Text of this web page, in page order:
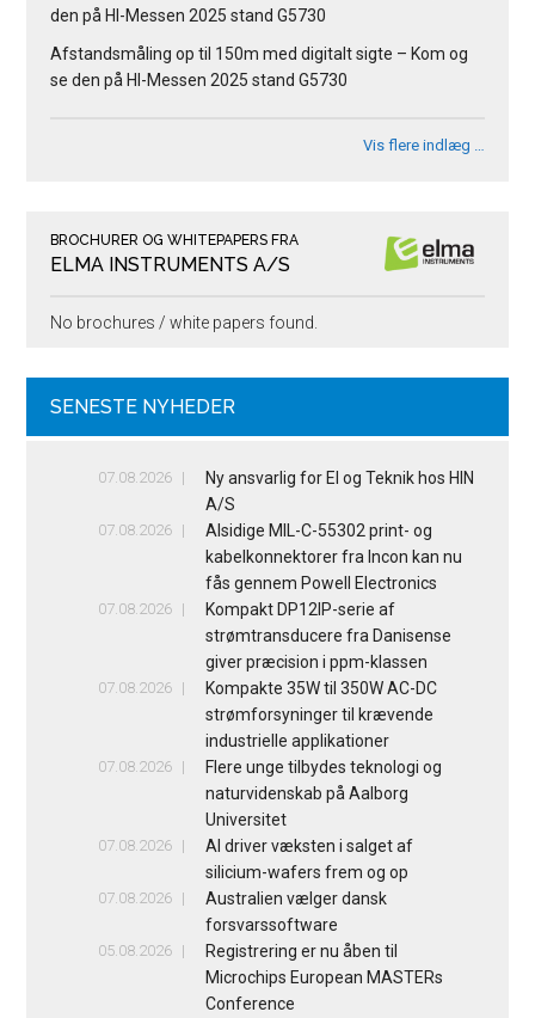
den på HI-Messen 2025 stand G5730
Afstandsmåling op til 150m med digitalt sigte – Kom og
se den på HI-Messen 2025 stand G5730
Vis flere indlæg …
BROCHURER OG WHITEPAPERS FRA
ELMA INSTRUMENTS A/S
No brochures / white papers found.
SENESTE NYHEDER
07.08.2026
Ny ansvarlig for El og Teknik hos HIN
A/S
07.08.2026
Alsidige MIL-C-55302 print- og
kabelkonnektorer fra Incon kan nu
fås gennem Powell Electronics
07.08.2026
Kompakt DP12IP-serie af
strømtransducere fra Danisense
giver præcision i ppm-klassen
07.08.2026
Kompakte 35W til 350W AC-DC
strømforsyninger til krævende
industrielle applikationer
07.08.2026
Flere unge tilbydes teknologi og
naturvidenskab på Aalborg
Universitet
07.08.2026
AI driver væksten i salget af
silicium-wafers frem og op
07.08.2026
Australien vælger dansk
forsvarssoftware
05.08.2026
Registrering er nu åben til
Microchips European MASTERs
Conference